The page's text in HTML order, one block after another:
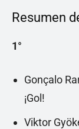
Resumen
1°
Gonçalo
¡Gol!
Viktor